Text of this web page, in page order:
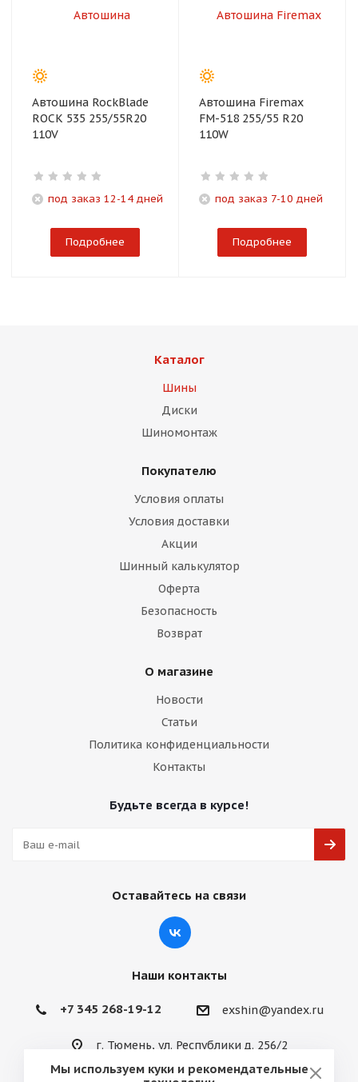
Автошина RockBlade
ROCK 535 255/55R20
110V
под заказ 12-14 дней
Подробнее
Автошина Firemax
FM-518 255/55 R20
110W
под заказ 7-10 дней
Подробнее
Каталог
Шины
Диски
Шиномонтаж
Покупателю
Условия оплаты
Условия доставки
Акции
Шинный калькулятор
Оферта
Безопасность
Возврат
О магазине
Новости
Статьи
Политика конфиденциальности
Контакты
Будьте всегда в курсе!
Оставайтесь на связи
Наши контакты
+7 345 268-19-12 exshin@yandex.ru
г. Тюмень, ул. Республики д. 256/2
Мы используем куки и рекомендательные